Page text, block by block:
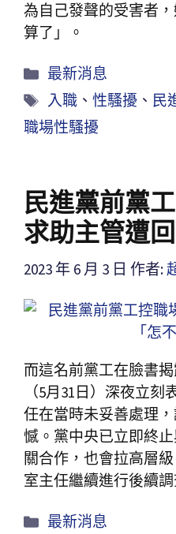
為自己發聲的受害者
算了」。
最新消息
入職 、性騷擾 、 民
職場性騷擾
民進黨前黨
求助主管遭
2023 年 6 月 3 日 作者:
而這名前黨工在臉書
（5月31日）深夜立
任在當時未妥善處理
憾。黨中央已立即終
關合作，也會拉高層
室主任繼續進行後續
最新消息